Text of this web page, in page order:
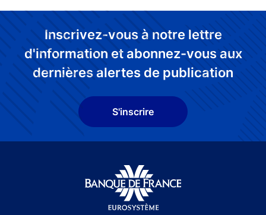
Inscrivez-vous à notre lettre
d'information et abonnez-vous aux
dernières alertes de publication
S'inscrire